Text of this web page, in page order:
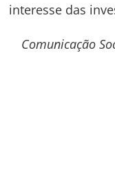
interesse das
Comunicação